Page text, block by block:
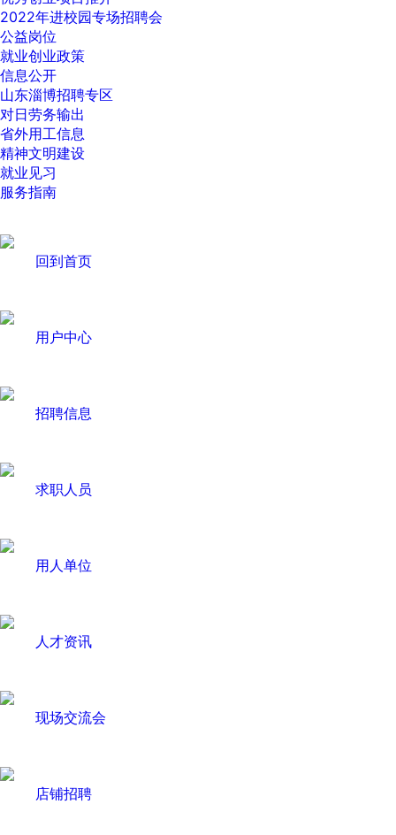
2022年进校园专场招聘会
公益岗位
就业创业政策
信息公开
山东淄博招聘专区
对日劳务输出
省外用工信息
精神文明建设
就业见习
服务指南
回到首页
用户中心
招聘信息
求职人员
用人单位
人才资讯
现场交流会
店铺招聘